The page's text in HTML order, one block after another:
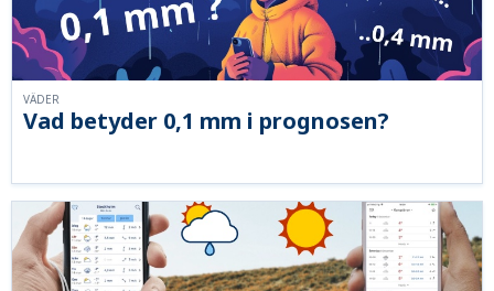
Vad betyder 0,1 mm i prognosen?
VÄDER